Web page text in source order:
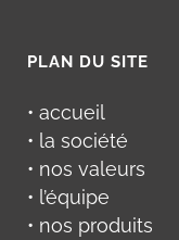
PLAN DU SITE
• accueil
• la société
• nos valeurs
• l’équipe
• nos produits